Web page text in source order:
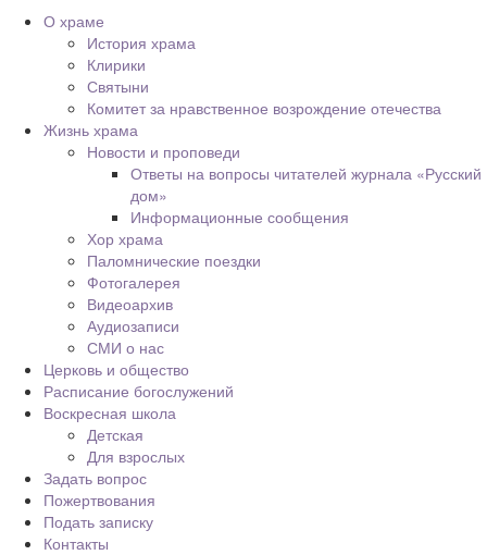
О храме
История храма
Клирики
Святыни
Комитет за нравственное возрождение отечества
Жизнь храма
Новости и проповеди
Ответы на вопросы читателей журнала «Русский
дом»
Информационные сообщения
Хор храма
Паломнические поездки
Фотогалерея
Видеоархив
Аудиозаписи
СМИ о нас
Церковь и общество
Расписание богослужений
Воскресная школа
Детская
Для взрослых
Задать вопрос
Пожертвования
Подать записку
Контакты